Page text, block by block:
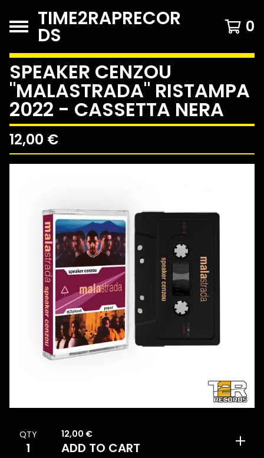
TIME2RAPRECOR
DS 0
SPEAKER CENZOU
"MALASTRADA" RISTAMPA
2022 - CASSETTA NERA
12,00 €
QTY 12,00 €
ADD TO CART